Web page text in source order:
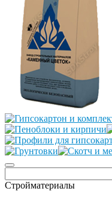
Стройматериалы